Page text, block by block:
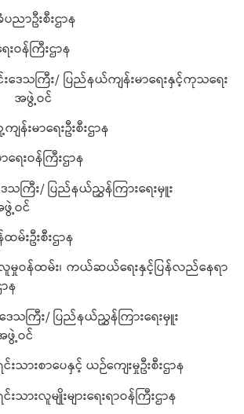
းစီးဌာန
ြီးဌာန
ြီး/ ပြည်နယ်ကျန်းမာရေးနှင့်ကုသရေး
အဖွဲ့ဝင်
ရေးဦးစီးဌာန
ဝန်ကြီးဌာန
သကြီး/ ပြည်နယ်ညွှန်ကြားရေးမှူး
းစီးဌာန
ကယ်ဆယ်ရေးနှင့်ပြန်လည်နေရာ
န
သကြီး/ ပြည်နယ်ညွှန်ကြားရေးမှူး
ာပေနှင့် ယဉ်ကျေးမှုဦးစီးဌာန
ျိုးများရေးရာဝန်ကြီးဌာန